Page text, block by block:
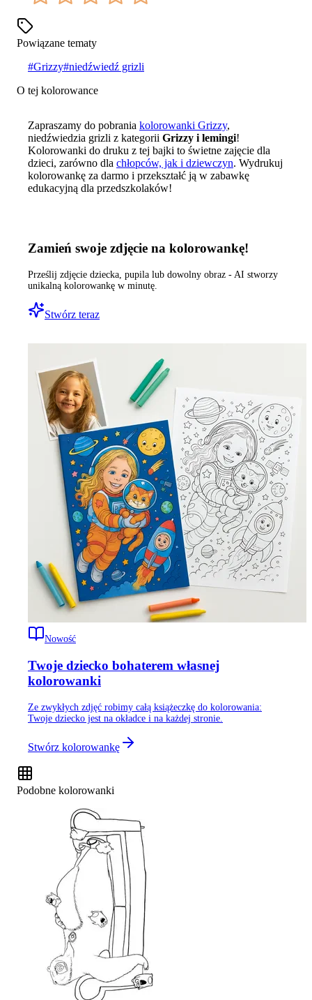
Powiązane tematy
#Grizzy#niedźwiedź grizli
O tej kolorowance
Zapraszamy do pobrania kolorowanki Grizzy,
niedźwiedzia grizli z kategorii Grizzy i lemingi!
Kolorowanki do druku z tej bajki to świetne zajęcie dla
dzieci, zarówno dla chłopców, jak i dziewczyn. Wydrukuj
kolorowankę za darmo i przekształć ją w zabawkę
edukacyjną dla przedszkolaków!
Zamień swoje zdjęcie na kolorowankę!
Prześlij zdjęcie dziecka, pupila lub dowolny obraz - AI stworzy
unikalną kolorowankę w minutę.
Stwórz teraz
Nowość
Twoje dziecko bohaterem własnej
kolorowanki
Ze zwykłych zdjęć robimy całą książeczkę do kolorowania:
Twoje dziecko jest na okładce i na każdej stronie.
Stwórz kolorowankę
Podobne kolorowanki